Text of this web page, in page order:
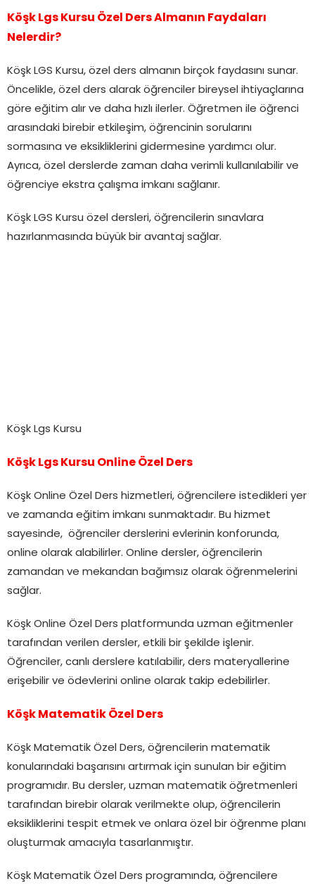
Köşk Lgs Kursu Özel Ders Almanın Faydaları
Nelerdir?
Köşk LGS Kursu, özel ders almanın birçok faydasını sunar.
Öncelikle, özel ders alarak öğrenciler bireysel ihtiyaçlarına
göre eğitim alır ve daha hızlı ilerler. Öğretmen ile öğrenci
arasındaki birebir etkileşim, öğrencinin sorularını
sormasına ve eksikliklerini gidermesine yardımcı olur.
Ayrıca, özel derslerde zaman daha verimli kullanılabilir ve
öğrenciye ekstra çalışma imkanı sağlanır.
Köşk LGS Kursu özel dersleri, öğrencilerin sınavlara
hazırlanmasında büyük bir avantaj sağlar.
Köşk Lgs Kursu
Köşk Lgs Kursu Online Özel Ders
Köşk Online Özel Ders hizmetleri, öğrencilere istedikleri yer
ve zamanda eğitim imkanı sunmaktadır. Bu hizmet
sayesinde, öğrenciler derslerini evlerinin konforunda,
online olarak alabilirler. Online dersler, öğrencilerin
zamandan ve mekandan bağımsız olarak öğrenmelerini
sağlar.
Köşk Online Özel Ders platformunda uzman eğitmenler
tarafından verilen dersler, etkili bir şekilde işlenir.
Öğrenciler, canlı derslere katılabilir, ders materyallerine
erişebilir ve ödevlerini online olarak takip edebilirler.
Köşk Matematik Özel Ders
Köşk Matematik Özel Ders, öğrencilerin matematik
konularındaki başarısını artırmak için sunulan bir eğitim
programıdır. Bu dersler, uzman matematik öğretmenleri
tarafından birebir olarak verilmekte olup, öğrencilerin
eksikliklerini tespit etmek ve onlara özel bir öğrenme planı
oluşturmak amacıyla tasarlanmıştır.
Köşk Matematik Özel Ders programında, öğrencilere